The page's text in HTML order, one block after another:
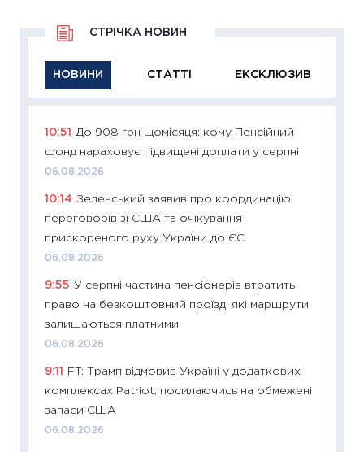
НОВИНИ СТАТТІ ЕКСКЛЮЗИВ
СТРІЧКА НОВИН
10:51
До 908 грн щомісяця: кому Пенсійний
фонд нараховує підвищені доплати у серпні
06.08.2026
10:14 Зеленський заявив про координацію
переговорів зі США та очікування
прискореного руху України до ЄС
06.08.2026
9:55 У серпні частина пенсіонерів втратить
право на безкоштовний проїзд: які маршрути
залишаються платними
06.08.2026
9:11
FT: Трамп відмовив Україні у додаткових
комплексах Patriot, посилаючись на обмежені
запаси США
06.08.2026